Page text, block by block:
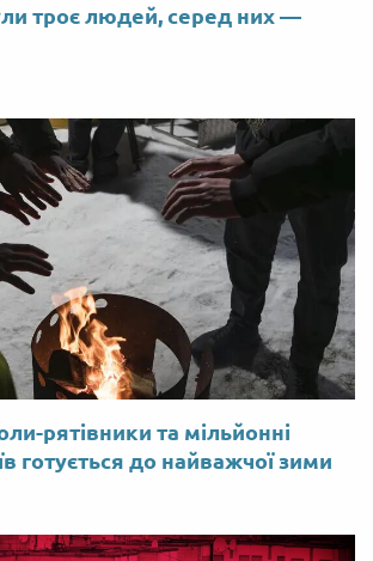
троє людей, серед них —
рятівники та мільйонні
готується до найважчої зими